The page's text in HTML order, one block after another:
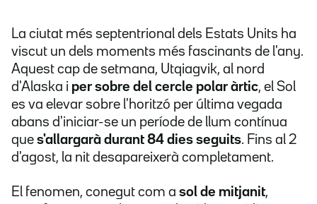
La ciutat més septentrional dels Estats Units ha
viscut un dels moments més fascinants de l'any.
Aquest cap de setmana, Utqiagvik, al nord
d'Alaska i per sobre del cercle polar àrtic, el Sol
es va elevar sobre l'horitzó per última vegada
abans d'iniciar-se un període de llum contínua
que s'allargarà durant 84 dies seguits. Fins al 2
d'agost, la nit desapareixerà completament.
El fenomen, conegut com a sol de mitjanit,